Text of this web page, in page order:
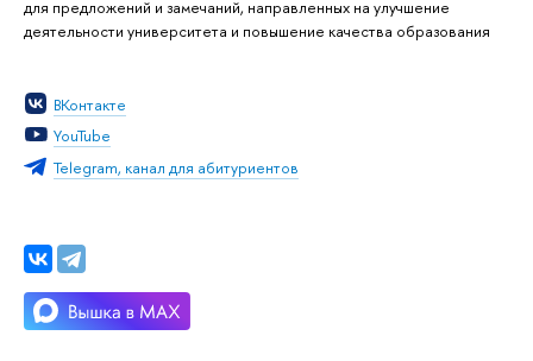
для предложений и замечаний, направленных на улучшение
деятельности университета и повышение качества образования
ВКонтакте
YouTube
Telegram, канал для абитуриентов